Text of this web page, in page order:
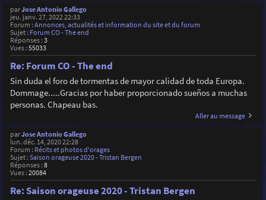
e
parJose Antonio Gallego
jeu. janv. 27, 2022 22:33
Forum : Annonces, actualités et information du site et du forum
Sujet : Forum CO - The end
Réponses : 3
Vues : 55033
Re: Forum CO - The end
Sin duda el foro de tormentas de mayor calidad de toda Europa.
Dommage.....Gracias por haber proporcionado sueños a muchas
personas. Chapeau bas.
Aller au message
parJose Antonio Gallego
lun. déc. 14, 2020 22:28
Forum : Récits et photos d'orages
Sujet : Saison orageuse 2020 - Tristan Bergen
Réponses : 8
Vues : 20084
Re: Saison orageuse 2020 - Tristan Bergen